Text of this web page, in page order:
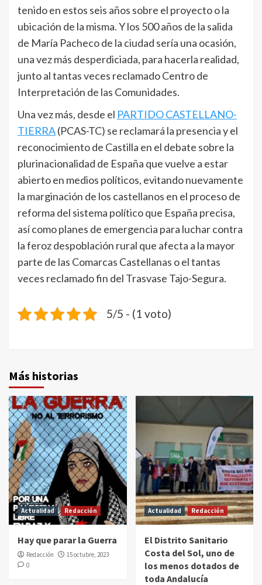
tenido en estos seis años sobre el proyecto o la
ubicación de la misma. Y los 500 años de la salida
de María Pacheco de la ciudad sería una ocasión,
una vez más desperdiciada, para hacerla realidad,
junto al tantas veces reclamado Centro de
Interpretación de las Comunidades.
Una vez más, desde el PARTIDO CASTELLANO-
TIERRA(PCAS-TC) se reclamará la presencia y el
reconocimiento de Castilla en el debate sobre la
plurinacionalidad de España que vuelve a estar
abierto en medios políticos, evitando nuevamente
la marginación de los castellanos en el proceso de
reforma del sistema político que España precisa,
así como planes de emergencia para luchar contra
la feroz despoblación rural que afecta a la mayor
parte de las Comarcas Castellanas o el tantas
veces reclamado fin del Trasvase Tajo-Segura.
5/5 - (1 voto)
Más historias
Actualidad Redacción
Hay que parar la Guerra
Redacción
15 octubre, 2023
0
Actualidad Redacción
El Distrito Sanitario
Costa del Sol, uno de
los menos dotados de
toda Andalucía